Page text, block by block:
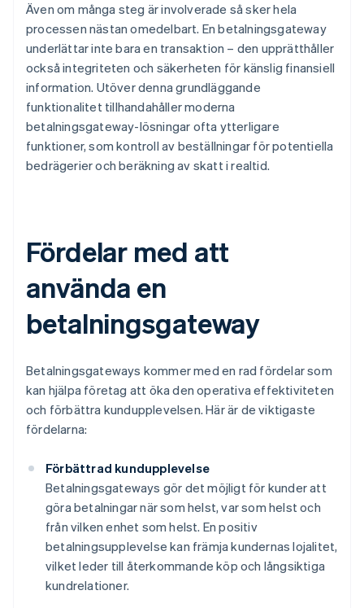
Även om många steg är involverade så sker hela
processen nästan omedelbart. En betalningsgateway
underlättar inte bara en transaktion – den upprätthåller
också integriteten och säkerheten för känslig finansiell
information. Utöver denna grundläggande
funktionalitet tillhandahåller moderna
betalningsgateway-lösningar ofta ytterligare
funktioner, som kontroll av beställningar för potentiella
bedrägerier och beräkning av skatt i realtid.
Fördelar med att
använda en
betalningsgateway
Betalningsgateways kommer med en rad fördelar som
kan hjälpa företag att öka den operativa effektiviteten
och förbättra kundupplevelsen. Här är de viktigaste
fördelarna:
Förbättrad kundupplevelse
Betalningsgateways gör det möjligt för kunder att
göra betalningar när som helst, var som helst och
från vilken enhet som helst. En positiv
betalningsupplevelse kan främja kundernas lojalitet,
vilket leder till återkommande köp och långsiktiga
kundrelationer.